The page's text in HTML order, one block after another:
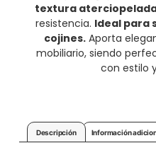
textura
resistencia. Ideal para
cojines. Aporta
mobiliario, siendo
con estilo
Descripción Información